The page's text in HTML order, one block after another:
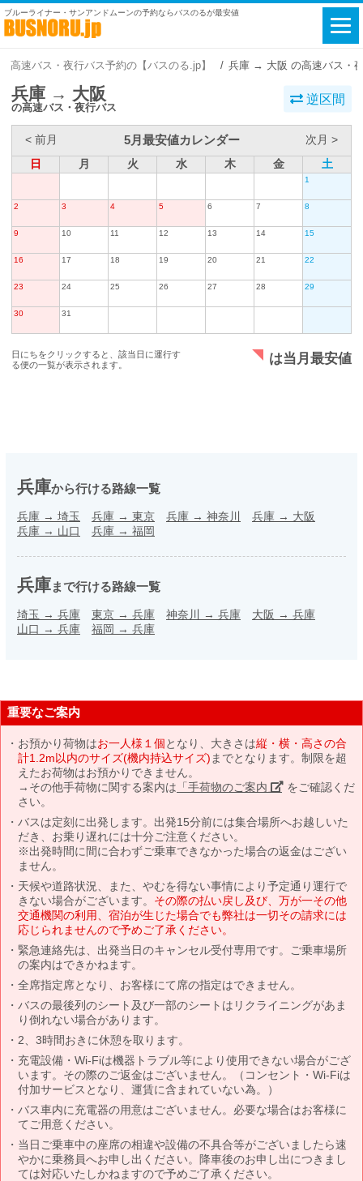
ブルーライナー・サンアンドムーンの予約ならバスのるが最安値
高速バス・夜行バス予約の【バスのる.jp】 兵庫 → 大阪 の高速バス・
兵庫 → 大阪
の高速バス・夜行バス
逆区間
< 前月 5月最安値カレンダー
次月 >
日
月 火 水 木 金 土
1
2 3 4 5 6 7 8
9 10 11 12 13 14 15
16 17 18 19 20 21 22
23 24 25 26 27 28 29
30 31
日にちをクリックすると、該当日に運行す
る便の一覧が表示されます。
は当月最安値
兵庫から行ける路線一覧
兵庫 → 埼玉 兵庫 → 東京 兵庫 → 神奈川 兵庫 → 大阪
兵庫 → 山口 兵庫 → 福岡
兵庫まで行ける路線一覧
埼玉 → 兵庫 東京 → 兵庫 神奈川 → 兵庫 大阪 → 兵庫
山口 → 兵庫 福岡 → 兵庫
重要なご案内
お預かり荷物はお一人様１個となり、大きさは縦・横・高さの合
計1.2m以内のサイズ(機内持込サイズ) までとなります。制限を超
えたお荷物はお預かりできません。
→その他手荷物に関する案内は 「手荷物のご案内」 をご確認くだ
さい。
バスは定刻に出発します。出発15分前には集合場所へお越しいた
だき、お乗り遅れには十分ご注意ください。
※出発時間に間に合わずご乗車できなかった場合の返金はござい
ません。
天候や道路状況、また、やむを得ない事情により予定通り運行で
きない場合がございます。 その際の払い戻し及び、万が一その他
交通機関の利用、宿泊が生じた場合でも弊社は一切その請求には
応じられませんので予めご了承ください。
緊急連絡先は、出発当日のキャンセル受付専用です。ご乗車場所
の案内はできかねます。
全席指定席となり、お客様にて席の指定はできません。
バスの最後列のシート及び一部のシートはリクライニングがあま
り倒れない場合があります。
2、3時間おきに休憩を取ります。
充電設備・Wi-Fiは機器トラブル等により使用できない場合がござ
います。その際のご返金はございません。（コンセント・Wi-Fiは
付加サービスとなり、運賃に含まれていない為。）
バス車内に充電器の用意はございません。必要な場合はお客様に
てご用意ください。
当日ご乗車中の座席の相違や設備の不具合等がございましたら速
やかに乗務員へお申し出ください。降車後のお申し出につきまし
ては対応いたしかねますので予めご了承ください。